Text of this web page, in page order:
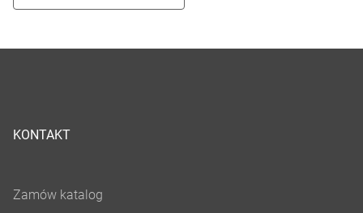
KONTAKT